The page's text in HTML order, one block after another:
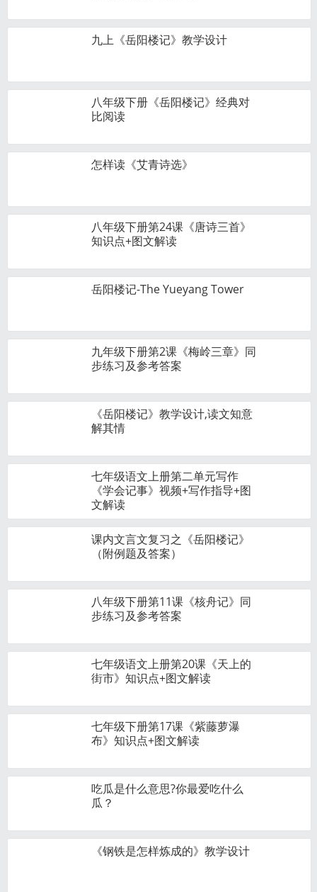
九上《岳阳楼记》教学设计
八年级下册《岳阳楼记》经典对
比阅读
怎样读《艾青诗选》
八年级下册第24课《唐诗三首》
知识点+图文解读
岳阳楼记-The Yueyang Tower
九年级下册第2课《梅岭三章》同
步练习及参考答案
《岳阳楼记》教学设计,读文知意
解其情
七年级语文上册第二单元写作
《学会记事》视频+写作指导+图
文解读
课内文言文复习之《岳阳楼记》
（附例题及答案）
八年级下册第11课《核舟记》同
步练习及参考答案
七年级语文上册第20课《天上的
街市》知识点+图文解读
七年级下册第17课《紫藤萝瀑
布》知识点+图文解读
吃瓜是什么意思?你最爱吃什么
瓜？
《钢铁是怎样炼成的》教学设计